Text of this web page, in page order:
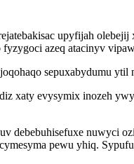
upyfijah
azeq atacinyv
sepuxabydumu
xaty evysymix inozeh
debebuhisefuxe nuwyci
pewu yhiq.